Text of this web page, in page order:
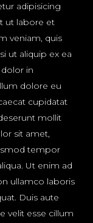
adipisicing
ut labore et
veniam, quis
ut aliquip ex ea
in
dolore eu
cupidatat
mollit
sit amet,
tempor
Ut enim ad
ullamco laboris
Duis aute
velit esse cillum